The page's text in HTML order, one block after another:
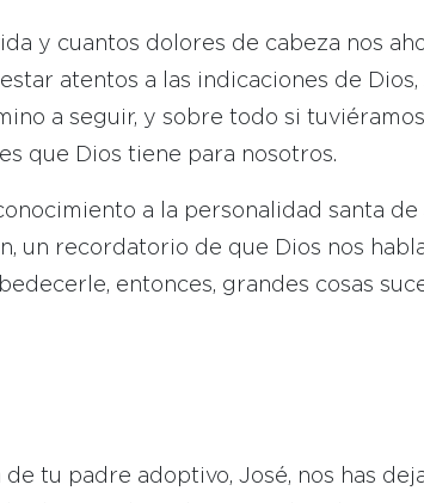
y cuantos dolores de cabeza nos
atentos a las indicaciones de
a seguir, y sobre todo si
que Dios tiene para nosotros.
a la personalidad santa de
un recordatorio de que Dios nos
entonces, grandes cosas
de tu padre adoptivo, José, nos has